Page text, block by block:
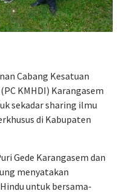
Cabang Kesatuan
KMHDI) Karangasem
sekadar sharing ilmu
di Kabupaten
Gede Karangasem dan
menyatakan
untuk bersama-